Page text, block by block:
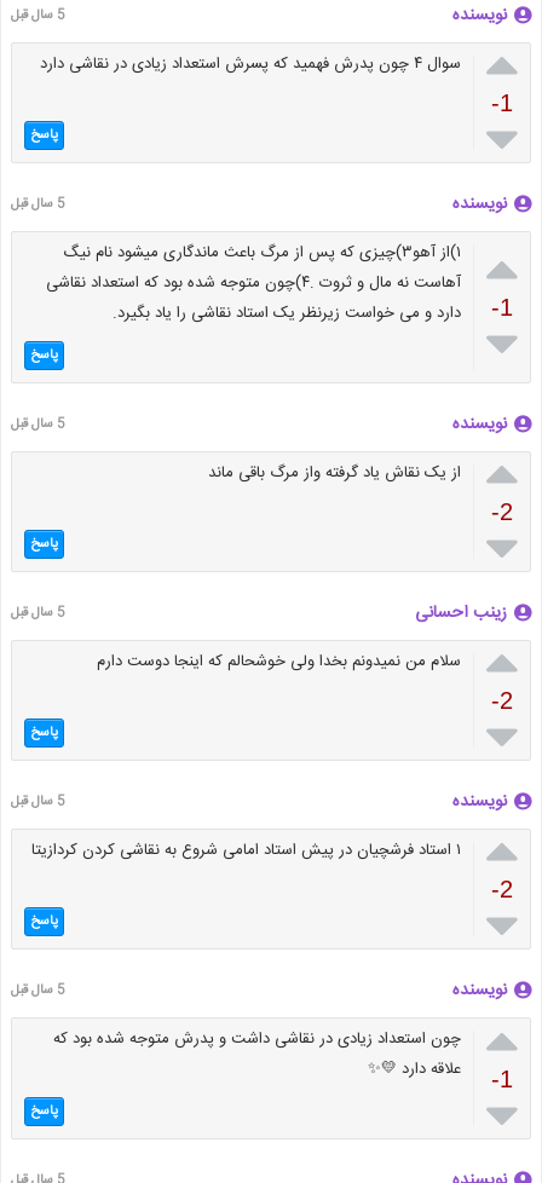
نویسنده 5 سال قبل

-1

سوال ۴ چون پدرش فهمید که پسرش استعداد زیادی در نقاشی دارد
پاسخ
نویسنده 5 سال قبل

-1

۱)از آهو۳)چیزی که پس از مرگ باعث ماندگاری میشود نام نیگ
آهاست نه مال و ثروت .۴)چون متوجه شده بود که استعداد نقاشی
دارد و می خواست زیرنظر یک استاد نقاشی را یاد بگیرد.
پاسخ
نویسنده 5 سال قبل

-2

از یک نقاش یاد گرفته واز مرگ باقی ماند
پاسخ
زینب احسانی 5 سال قبل

-2

سلام من نمیدونم بخدا ولی خوشحالم که اینجا دوست دارم
پاسخ
نویسنده 5 سال قبل

-2

۱ استاد فرشچیان در پیش استاد امامی شروع به نقاشی کردن کردازیتا
پاسخ
نویسنده 5 سال قبل

-1

چون استعداد زیادی در نقاشی داشت و پدرش متوجه شده بود که
علاقه دارد 💛✨
پاسخ